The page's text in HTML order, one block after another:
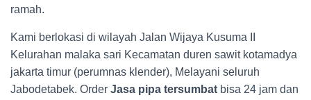
ramah.
Kami berlokasi di wilayah Jalan Wijaya Kusuma II
Kelurahan malaka sari Kecamatan duren sawit kotamadya
jakarta timur (perumnas klender), Melayani seluruh
Jabodetabek. Order Jasa pipa tersumbat bisa 24 jam dan